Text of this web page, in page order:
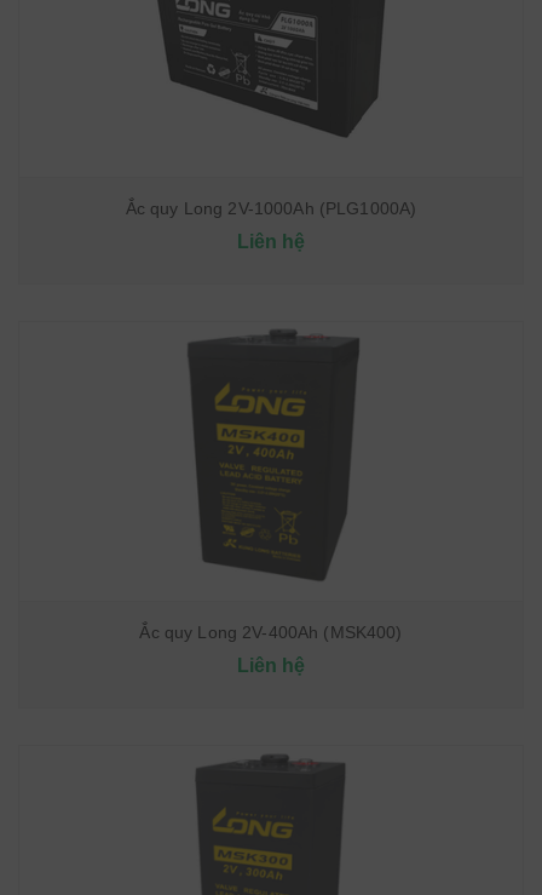
Ắc quy Long 2V-1000Ah (PLG1000A)
Liên hệ
Ắc quy Long 2V-400Ah (MSK400)
Liên hệ